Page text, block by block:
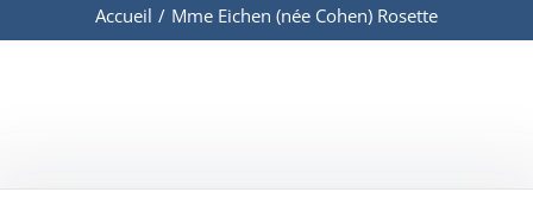
Accueil / Mme Eichen (née Cohen) Rosette